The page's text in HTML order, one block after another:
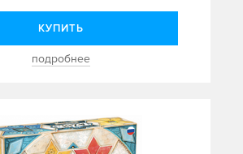
КУПИТЬ
подробнее